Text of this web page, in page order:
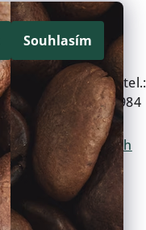
Souhlasím
Průmyslová
159/1A, 674 01
Třebíč
Dle domlouvy tel.:
+420 602 254 984
Zobrazit na
Google mapách